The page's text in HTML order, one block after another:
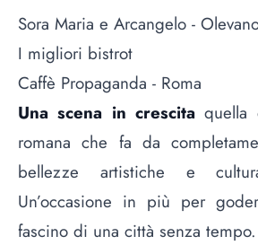
Sora Maria e Arcangelo -
I migliori bistrot
Caffè Propaganda - Roma
Una scena in crescita quella
romana che fa da
bellezze artistiche e
Un’occasione in più per
fascino di una città senza tempo.